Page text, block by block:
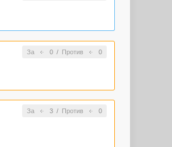
За 0/ Против 0
За 3/ Против 0